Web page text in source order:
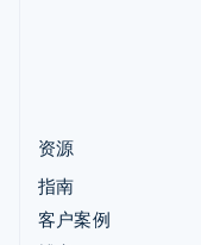
资源
指南
客户案例